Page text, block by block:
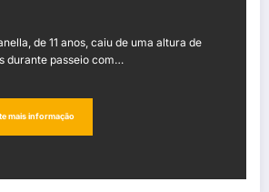
de 11 anos, caiu de uma altura de
durante passeio com…
mais informação